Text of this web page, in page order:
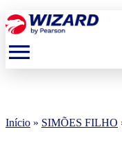
menu
Início » SIMÕES FILHO